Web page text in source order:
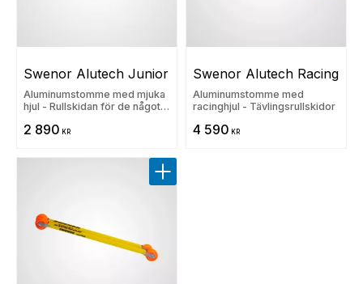
Swenor Alutech Junior
Aluminumstomme med mjuka
hjul - Rullskidan för de något
2 890 KR
Swenor Alutech Racing
Aluminumstomme med
racinghjul - Tävlingsrullskidor
4 590 KR
Lägg till i favoriter